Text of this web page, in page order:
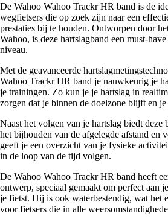
De Wahoo Wahoo Trackr HR band is de
wegfietsers die op zoek zijn naar een
prestaties bij te houden. Ontworpen door
Wahoo, is deze hartslagband een must-
niveau.
Met de geavanceerde
Wahoo Trackr HR band je nauwkeurig je
je trainingen. Zo kun je je hartslag in
zorgen dat je binnen de doelzone blijft en je
Naast het volgen van je hartslag biedt deze
het bijhouden van de afgelegde afstand en
geeft je een overzicht van je fysieke
in de loop van de tijd volgen.
De Wahoo Wahoo Trackr HR band heeft
ontwerp, speciaal gemaakt om perfect aan
je fietst. Hij is ook waterbestendig, wat het
voor fietsers die in alle